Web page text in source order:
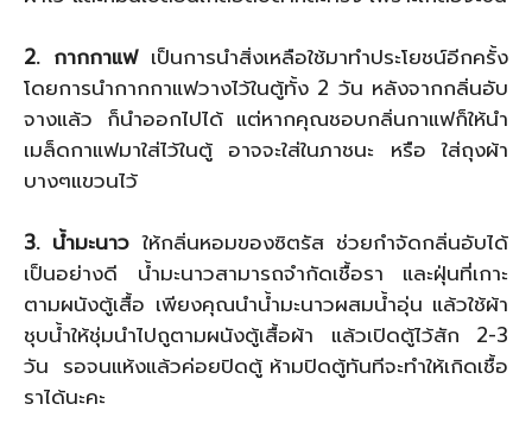
2. กากกาแฟเป็นการนำสิ่งเหลือใช้มาทำประโยชน์อีกครั้ง
โดยการนำกากกาแฟวางไว้ในตู้ทั้ง 2 วัน หลังจากกลิ่นอับ
จางแล้ว ก็นำออกไปได้ แต่หากคุณชอบกลิ่นกาแฟก็ให้นำ
เมล็ดกาแฟมาใส่ไว้ในตู้ อาจจะใส่ในภาชนะ หรือ ใส่ถุงผ้า
บางๆแขวนไว้
3. น้ำมะนาว ให้กลิ่นหอมของซิตรัส ช่วยกำจัดกลิ่นอับได้
เป็นอย่างดี น้ำมะนาวสามารถจำกัดเชื้อรา และฝุ่นที่เกาะ
ตามผนังตู้เสื้อ เพียงคุณนำน้ำมะนาวผสมน้ำอุ่น แล้วใช้ผ้า
ชุบน้ำให้ชุ่มนำไปถูตามผนังตู้เสื้อผ้า แล้วเปิดตู้ไว้สัก 2-3
วัน รอจนแห้งแล้วค่อยปิดตู้ ห้ามปิดตู้ทันทีจะทำให้เกิดเชื้อ
ราได้นะคะ